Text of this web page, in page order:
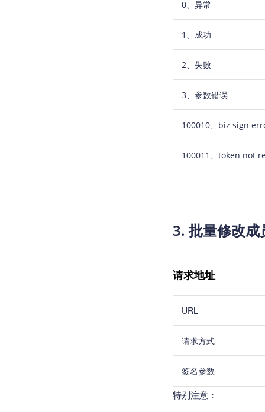
0、异常
1、成功
2、失败
3、参数错误
100010、 biz sign
100011、token not
3. 批量修改
请求地址
URL
请求方式
签名参数
特别注意：